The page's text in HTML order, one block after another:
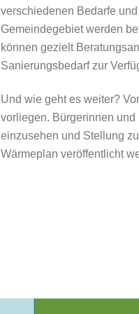
verschiedenen Bedarfe
Gemeindegebiet werden
können gezielt
Sanierungsbedarf zur
Und wie geht es weiter?
vorliegen. Bürgerinnen
einzusehen und Stellung
Wärmeplan veröffentlicht